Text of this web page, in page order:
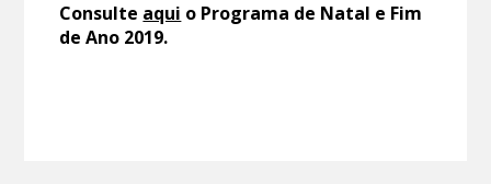
Consulte aqui o Programa de Natal e Fim
de Ano 2019.